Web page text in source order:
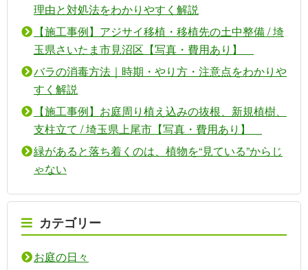
理由と対処法をわかりやすく解説
【施工事例】アジサイ移植・移植先の土中整備 / 埼
玉県さいたま市見沼区【写真・費用あり】
バラの消毒方法｜時期・やり方・注意点をわかりや
すく解説
【施工事例】お庭周り植え込みの抜根、新規植樹、
支柱立て / 埼玉県上尾市【写真・費用あり】
緑があると落ち着くのは、植物を“見ている”からじ
ゃない
カテゴリー
お庭の日々